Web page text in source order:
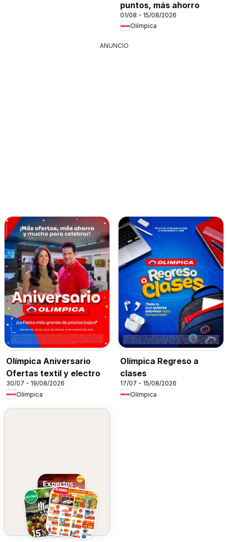
puntos, más ahorro
01/08 - 15/08/2026
Olímpica
ANUNCIO
Olímpica Aniversario
Ofertas textil y electro
30/07 - 19/08/2026
Olímpica
Olímpica Regreso a
clases
17/07 - 15/08/2026
Olímpica